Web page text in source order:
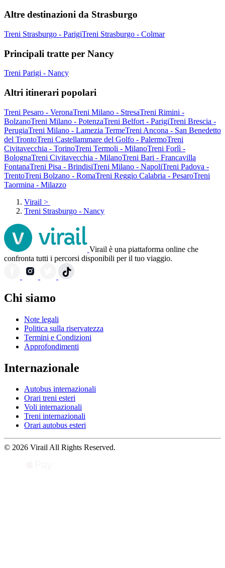
Altre destinazioni da Strasburgo
Treni Strasburgo - ParigiTreni Strasburgo - Colmar
Principali tratte per Nancy
Treni Parigi - Nancy
Altri itinerari popolari
Treni Pesaro - VeronaTreni Milano - StresaTreni Rimini -
BolzanoTreni Milano - PotenzaTreni Belfort - ParigiTreni Brescia -
PerugiaTreni Milano - Lamezia TermeTreni Ancona - San Benedetto
del TrontoTreni Castellammare del Golfo - PalermoTreni
Civitavecchia - TorinoTreni Termoli - MilanoTreni Forlì -
BolognaTreni Civitavecchia - MilanoTreni Bari - Francavilla
FontanaTreni Pisa - BrindisiTreni Milano - NapoliTreni Padova -
TrentoTreni Bolzano - RomaTreni Reggio Calabria - PesaroTreni
Taormina - Milazzo
Virail >
Treni Strasburgo - Nancy
Virail è una piattaforma online che
confronta tutti i percorsi disponibili per il tuo viaggio.
Chi siamo
Note legali
Politica sulla riservatezza
Termini e Condizioni
Approfondimenti
Internazionale
Autobus internazionali
Orari treni esteri
Voli internazionali
Treni internazionali
Orari autobus esteri
© 2026 Virail All Rights Reserved.